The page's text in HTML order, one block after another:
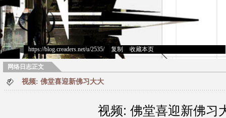
https://blog.creaders.net/u/2535/> 复制 收藏本页
网络日志正文
视频: 佛堂喜迎新佛习大大
视频: 佛堂喜迎新佛习